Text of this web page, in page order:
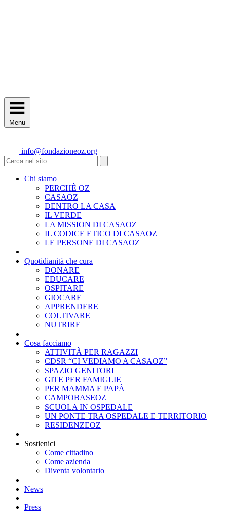
Menu
info@fondazioneoz.org
Chi siamo
PERCHÈ OZ
CASAOZ
DENTRO LA CASA
IL VERDE
LA MISSION DI CASAOZ
IL CODICE ETICO DI CASAOZ
LE PERSONE DI CASAOZ
|
Quotidianità che cura
DONARE
EDUCARE
OSPITARE
GIOCARE
APPRENDERE
COLTIVARE
NUTRIRE
|
Cosa facciamo
ATTIVITÀ PER RAGAZZI
CDSR “CI VEDIAMO A CASAOZ”
SPAZIO GENITORI
GITE PER FAMIGLIE
PER MAMMA E PAPÀ
CAMPOBASEOZ
SCUOLA IN OSPEDALE
UN PONTE TRA OSPEDALE E TERRITORIO
RESIDENZEOZ
|
Sostienici
Come cittadino
Come azienda
Diventa volontario
|
News
|
Press